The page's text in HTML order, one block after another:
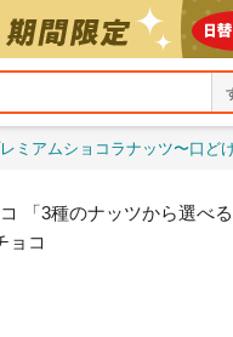
余韻がくすぶる贅沢仕立て〜120g×3袋」 送料無料 [
「3種のナッツから選べ
無料 [ チョコ